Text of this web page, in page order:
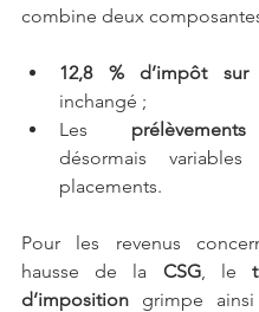
combine deux
12,8 % d’impôt
inchangé ;
Les
désormais
placements.
Pour les revenus
hausse de la CSG, le
d’imposition grimpe